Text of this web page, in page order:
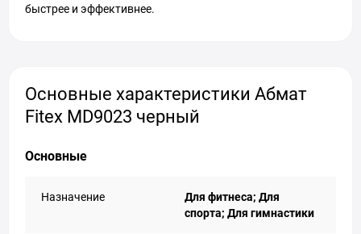
быстрее и эффективнее.
Основные характеристики Абмат
Fitex MD9023 черный
Основные
Назначение
Для фитнеса; Для
спорта; Для гимнастики